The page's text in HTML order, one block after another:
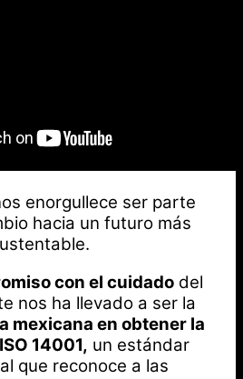
enorgullece ser parte
hacia un futuro más
con el cuidado del
nos ha llevado a ser la
mexicana en obtener la
14001, un estándar
que reconoce a las